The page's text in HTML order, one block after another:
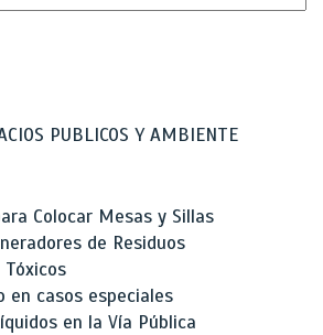
PUBLICOS Y AMBIENTE
Colocar Mesas y Sillas
de Residuos
en casos especiales
en la Vía Pública